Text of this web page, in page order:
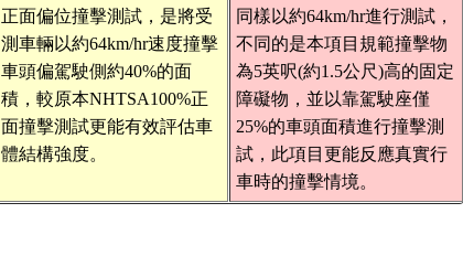
正面偏位撞擊測試，是將受
測車輛以約64km/hr速度撞擊
車頭偏駕駛側約40%的面
積，較原本NHTSA100%正
面撞擊測試更能有效評估車
體結構強度。
同樣以約64km/hr進行測試，
不同的是本項目規範撞擊物
為5英呎(約1.5公尺)高的固定
障礙物，並以靠駕駛座僅
25%的車頭面積進行撞擊測
試，此項目更能反應真實行
車時的撞擊情境。